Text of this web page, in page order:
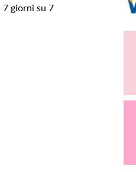
7 giorni su 7